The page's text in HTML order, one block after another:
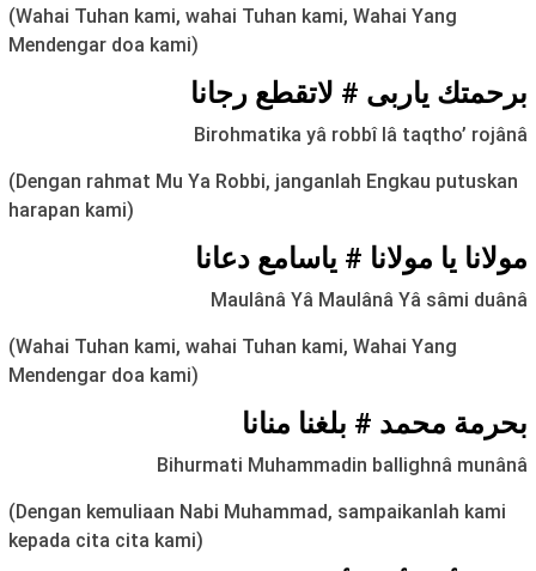
(Wahai Tuhan kami, wahai Tuhan kami, Wahai Yang
Mendengar doa kami)
برحمتك ياربی # لاتقطع رجانا
Birohmatika yâ robbî lâ taqtho’ rojânâ
(Dengan rahmat Mu Ya Robbi, janganlah Engkau putuskan
harapan kami)
مولانا يا مولانا # ياسامع دعانا
Maulânâ Yâ Maulânâ Yâ sâmi duânâ
(Wahai Tuhan kami, wahai Tuhan kami, Wahai Yang
Mendengar doa kami)
بحرمة محمد # بلغنا منانا
Bihurmati Muhammadin ballighnâ munânâ
(Dengan kemuliaan Nabi Muhammad, sampaikanlah kami
kepada cita cita kami)